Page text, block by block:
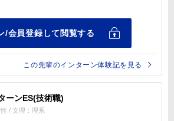
この先輩のインターン体験記を見る
ーンES(技術職)
/ 文理：理系